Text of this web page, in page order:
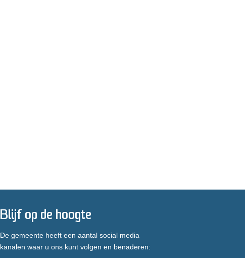
Blijf op de hoogte
De gemeente heeft een aantal social media
kanalen waar u ons kunt volgen en benaderen: